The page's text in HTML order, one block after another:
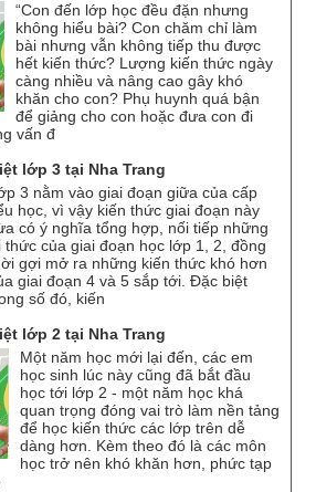
“Con đến lớp học đều đặn nhưng
không hiểu bài? Con chăm chỉ làm
bài nhưng vẫn không tiếp thu được
hết kiến thức? Lượng kiến thức ngày
càng nhiều và nâng cao gây khó
khăn cho con? Phụ huynh quá bận
để giảng cho con hoặc đưa con đi
vấn đ
lớp 3 tại Nha Trang
3 nằm vào giai đoạn giữa của cấp
học, vì vậy kiến thức giai đoạn này
có ý nghĩa tổng hợp, nối tiếp những
thức của giai đoạn học lớp 1, 2, đồng
gợi mở ra những kiến thức khó hơn
giai đoạn 4 và 5 sắp tới. Đặc biệt
số đó, kiến
lớp 2 tại Nha Trang
Một năm học mới lại đến, các em
học sinh lúc này cũng đã bắt đầu
học tới lớp 2 - một năm học khá
quan trọng đóng vai trò làm nền tảng
để học kiến thức các lớp trên dễ
dàng hơn. Kèm theo đó là các môn
học trở nên khó khăn hơn, phức tạp